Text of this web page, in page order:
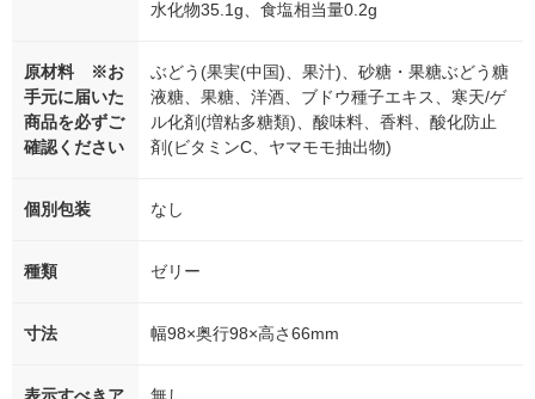
水化物35.1g、食塩相当量0.2g
原材料 ※お
手元に届いた
商品を必ずご
確認ください
ぶどう(果実(中国)、果汁)、砂糖・果糖ぶどう糖
液糖、果糖、洋酒、ブドウ種子エキス、寒天/ゲ
ル化剤(増粘多糖類)、酸味料、香料、酸化防止
剤(ビタミンC、ヤマモモ抽出物)
個別包装 なし
種類 ゼリー
寸法 幅98×奥行98×高さ66mm